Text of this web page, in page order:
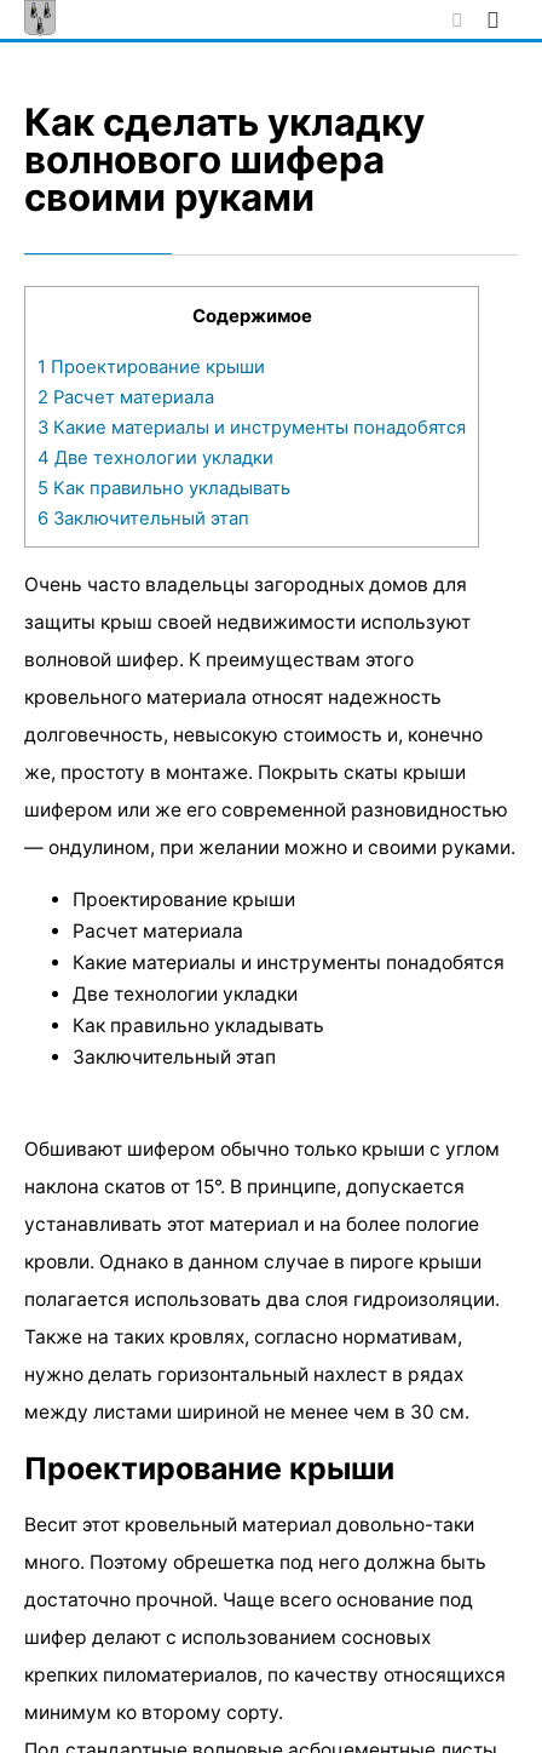
Skip
to
Как сделать укладку
волнового шифера
своими руками
Содержимое
1 Проектирование крыши
2 Расчет материала
3 Какие материалы и инструменты понадобятся
4 Две технологии укладки
5 Как правильно укладывать
6 Заключительный этап
Очень часто владельцы загородных домов для
защиты крыш своей недвижимости используют
волновой шифер. К преимуществам этого
кровельного материала относят надежность
долговечность, невысокую стоимость и, конечно
же, простоту в монтаже. Покрыть скаты крыши
шифером или же его современной разновидностью
— ондулином, при желании можно и своими руками.
Проектирование крыши
Расчет материала
Какие материалы и инструменты понадобятся
Две технологии укладки
Как правильно укладывать
Заключительный этап
Обшивают шифером обычно только крыши с углом
наклона скатов от 15°. В принципе, допускается
устанавливать этот материал и на более пологие
кровли. Однако в данном случае в пироге крыши
полагается использовать два слоя гидроизоляции.
Также на таких кровлях, согласно нормативам,
нужно делать горизонтальный нахлест в рядах
между листами шириной не менее чем в 30 см.
Проектирование крыши
Весит этот кровельный материал довольно-таки
много. Поэтому обрешетка под него должна быть
достаточно прочной. Чаще всего основание под
шифер делают с использованием сосновых
крепких пиломатериалов, по качеству относящихся
минимум ко второму сорту.